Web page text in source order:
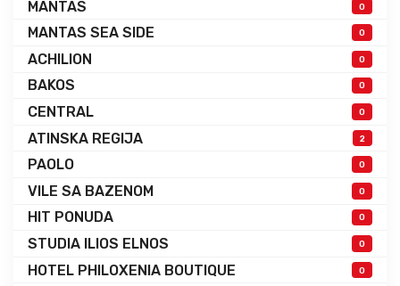
MANTAS 0
MANTAS SEA SIDE 0
ACHILION 0
BAKOS 0
CENTRAL 0
ATINSKA REGIJA 2
PAOLO 0
VILE SA BAZENOM 0
HIT PONUDA 0
STUDIA ILIOS ELNOS 0
HOTEL PHILOXENIA BOUTIQUE 0